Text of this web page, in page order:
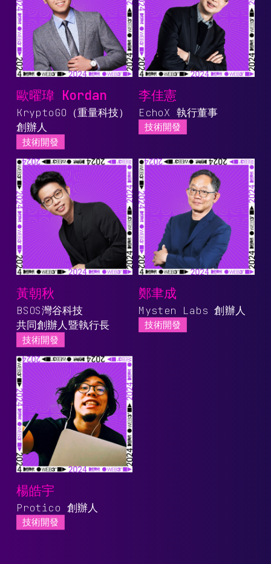
歐曜瑋 Kordan
KryptoGO（重量科技）
創辦人
技術開發
李佳憲
EchoX 執行董事
技術開發
黃朝秋
BSOS灣谷科技
共同創辦人暨執行長
技術開發
鄭聿成
Mysten Labs 創辦人
技術開發
楊皓宇
Protico 創辦人
技術開發